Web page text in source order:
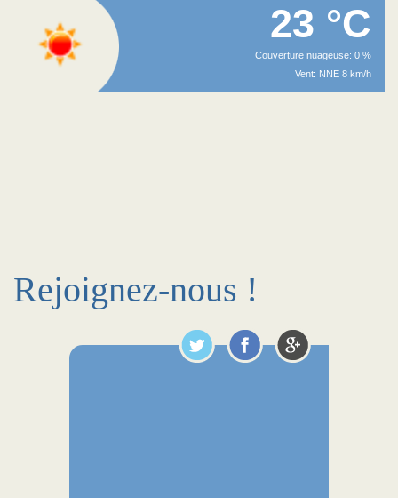
23 °C
Couverture nuageuse: 0 %
Vent: NNE 8 km/h
Rejoignez-nous !